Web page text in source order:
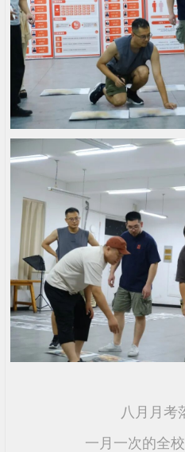
八月月考
一月一次的全